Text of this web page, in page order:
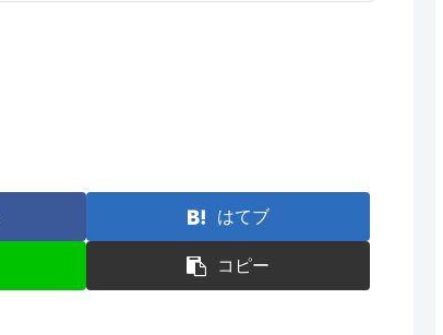
はてブ
コピー